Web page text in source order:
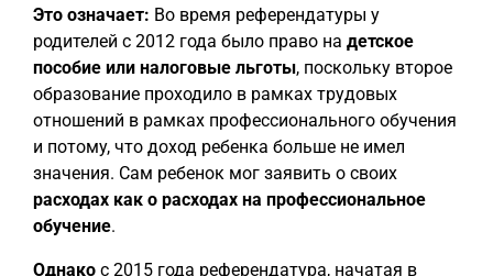
Это означает: Во время референдатуры у
родителей с 2012 года было право на детское
пособие или налоговые льготы, поскольку второе
образование проходило в рамках трудовых
отношений в рамках профессионального обучения
и потому, что доход ребенка больше не имел
значения. Сам ребенок мог заявить о своих
расходах как о расходах на профессиональное
обучение.
Однако с 2015 года референдатура, начатая в